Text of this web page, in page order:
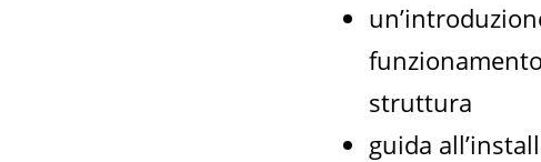
struttura
guida